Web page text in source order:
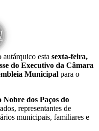
esta sexta-feira,
do Executivo da Câmara
Municipal para o
Nobre dos Paços do
representantes de
municipais, familiares e